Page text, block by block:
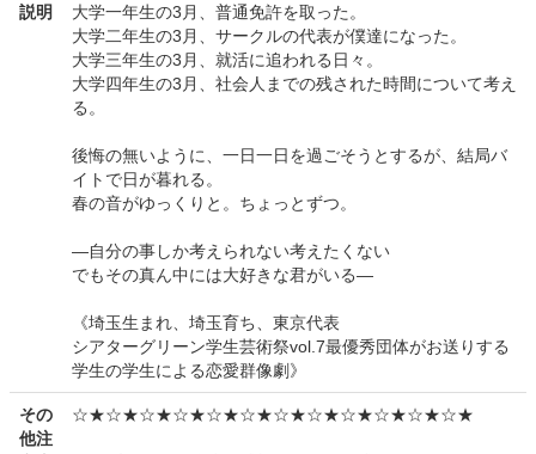
説明
大学一年生の3月、普通免許を取った。
大学二年生の3月、サークルの代表が僕達になった。
大学三年生の3月、就活に追われる日々。
大学四年生の3月、社会人までの残された時間について考え
る。
後悔の無いように、一日一日を過ごそうとするが、結局バ
イトで日が暮れる。
春の音がゆっくりと。ちょっとずつ。
―自分の事しか考えられない考えたくない
でもその真ん中には大好きな君がいる―
《埼玉生まれ、埼玉育ち、東京代表
シアターグリーン学生芸術祭vol.7最優秀団体がお送りする
学生の学生による恋愛群像劇》
その
他注
☆★☆★☆★☆★☆★☆★☆★☆★☆★☆★☆★☆★